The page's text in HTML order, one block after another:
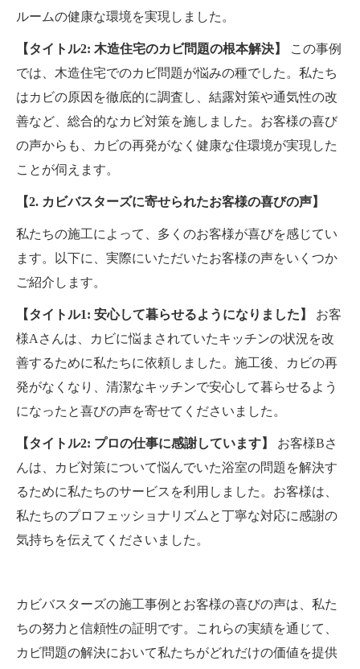
ルームの健康な環境を実現しました。
【タイトル2: 木造住宅のカビ問題の根本解決】
この事例
では、木造住宅でのカビ問題が悩みの種でした。私たち
はカビの原因を徹底的に調査し、結露対策や通気性の改
善など、総合的なカビ対策を施しました。お客様の喜び
の声からも、カビの再発がなく健康な住環境が実現した
ことが伺えます。
【2. カビバスターズに寄せられたお客様の喜びの声】
私たちの施工によって、多くのお客様が喜びを感じてい
ます。以下に、実際にいただいたお客様の声をいくつか
ご紹介します。
【タイトル1: 安心して暮らせるようになりました】
お客
様Aさんは、カビに悩まされていたキッチンの状況を改
善するために私たちに依頼しました。施工後、カビの再
発がなくなり、清潔なキッチンで安心して暮らせるよう
になったと喜びの声を寄せてくださいました。
【タイトル2: プロの仕事に感謝しています】
お客様Bさ
んは、カビ対策について悩んでいた浴室の問題を解決す
るために私たちのサービスを利用しました。お客様は、
私たちのプロフェッショナリズムと丁寧な対応に感謝の
気持ちを伝えてくださいました。
カビバスターズの施工事例とお客様の喜びの声は、私た
ちの努力と信頼性の証明です。これらの実績を通じて、
カビ問題の解決において私たちがどれだけの価値を提供